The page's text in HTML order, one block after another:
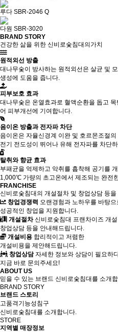
루다 SBR-2046 Q
다원 SBR-3020
BRAND STORY
건강한 삶을 위한 신비로숯침대의가치
원적외선 방출
대나무숯이 방사하는 원적외선은 살균 및
생성에 도움을 줍니다.
피부보호 효과
대나무숯은 온열효과로 혈액순환을 돕고
어 피부개선에 기여합니다.
음이온 방출과 전자파 차단
음이온은 자율신경계 이완 및 호르몬조절
전기 전도성이 뛰어나 유해 전자파를 차단
탈취와 향균 효과
부패균을 억제하고 악취를 흡착해 공기를
1,000℃ 가량의 초고온에서 제조되는 완전
FRANCHISE
신비로숯침대의 개설절차 및 창업상담 등
창업경쟁력 오랜경험과 노하우를 바탕으
성공적인 창업을 지원합니다.
개설절차 신비로숯침대 프랜차이즈 개
창업상담 등을 안내해드립니다.
개설비용 합리적이고 저렴한
개설비용을 제안해드립니다.
창업상담 자세한 정보와 상담이 필요하
지금 바로 문의주세요!
ABOUT US
믿을 수 있는 브랜드 신비로숯침대를 소개
BRAND STORY
브랜드 스토리
고품격기능성침구
신비로숯침대를 소개합니다.
STORE
지역별 매장정보